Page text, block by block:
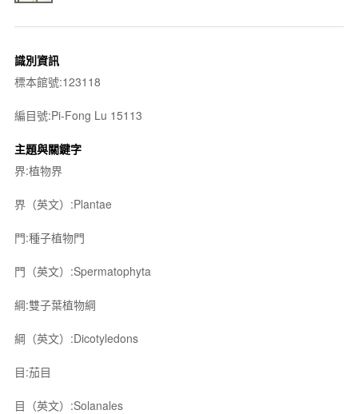
識別資訊
標本館號:123118
編目號:Pi-Fong Lu 15113
主題與關鍵字
界:植物界
界（英文）:Plantae
門:種子植物門
門（英文）:Spermatophyta
綱:雙子葉植物綱
綱（英文）:Dicotyledons
目:茄目
目（英文）:Solanales